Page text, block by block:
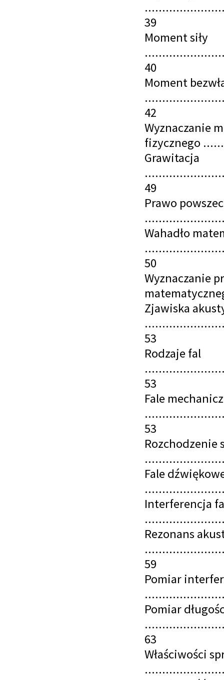
39
Moment siły
40
Moment
42
Wyznaczanie
fizycznego
Grawitacja
49
Prawo
Wahadło
50
Wyznaczanie
Zjawiska
53
Rodzaje fal
53
Fale
53
Rozchodzenie
Fale
Interferencja
Rezonans
59
Pomiar
Pomiar
63
Właściwości